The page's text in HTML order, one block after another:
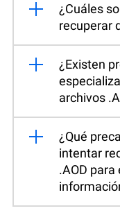
¿Cuáles
recuperar
¿Existen
archivos
¿Qué
intentar
.AOD